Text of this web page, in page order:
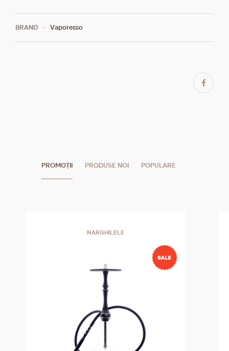
BRAND Vaporesso
PROMOȚII PRODUSE NOI POPULARE
NARGHILELE